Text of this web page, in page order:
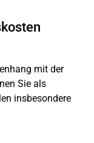
mit der
Sie als
insbesondere